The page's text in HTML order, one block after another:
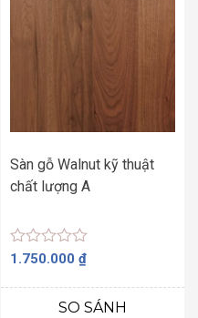
Sàn gỗ Walnut kỹ thuật
chất lượng A
Được
hạng
1.750.000₫
SO SÁNH